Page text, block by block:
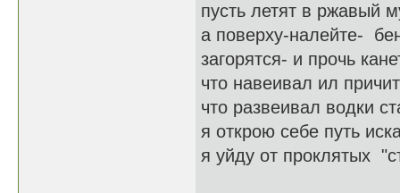
пусть летят в ржавый
а поверху-налейте-
загорятся- и прочь
что навеивал ил
что развеивал водки
я открою себе путь
я уйду от проклятых